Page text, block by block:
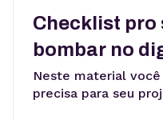
Checklist pro
bombar no
Neste material
precisa para seu